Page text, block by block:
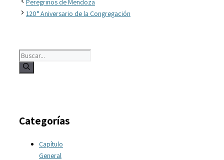
Peregrinos de Mendoza
120° Aniversario de la Congregación
Buscar:
Categorías
Capítulo
General